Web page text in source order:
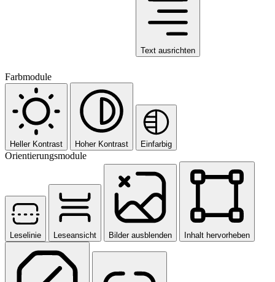
Text ausrichten
Farbmodule
Heller Kontrast Hoher Kontrast Einfarbig
Orientierungsmodule
Leselinie Leseansicht Bilder ausblenden Inhalt hervorheben